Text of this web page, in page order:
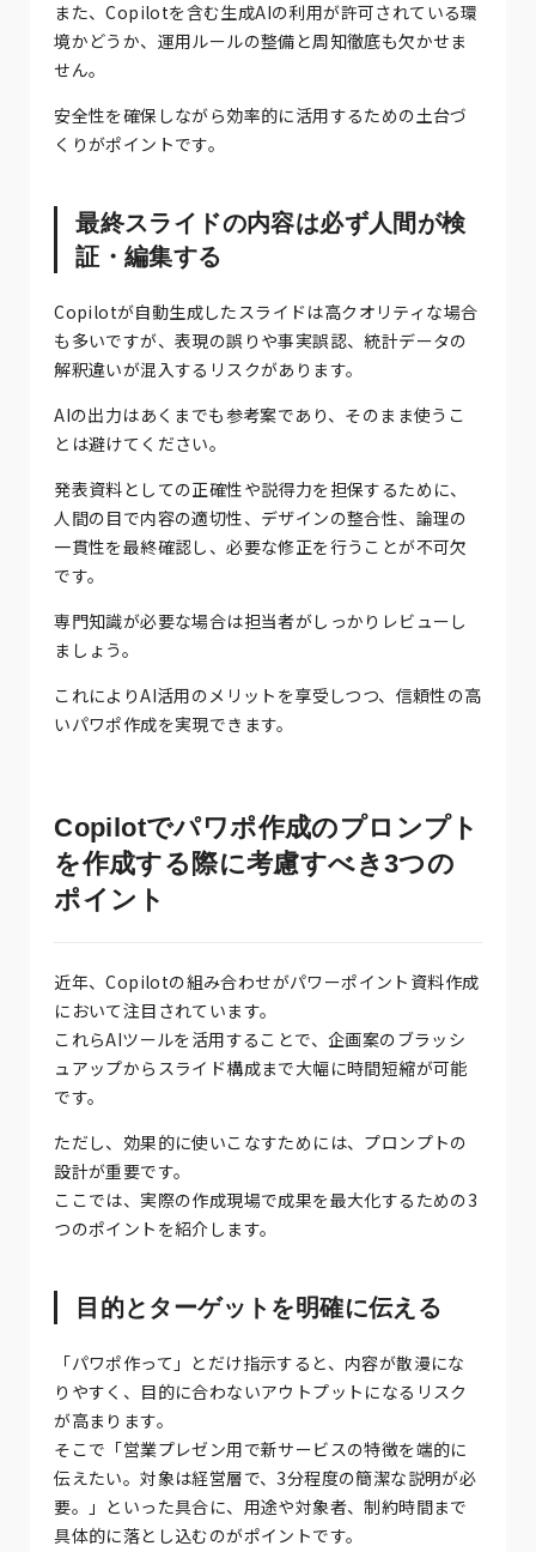
また、Copilotを含む生成AIの利用が許可されている環
境かどうか、運用ルールの整備と周知徹底も欠かせま
せん。
安全性を確保しながら効率的に活用するための土台づ
くりがポイントです。
最終スライドの内容は必ず人間が検
証・編集する
Copilotが自動生成したスライドは高クオリティな場合
も多いですが、表現の誤りや事実誤認、統計データの
解釈違いが混入するリスクがあります。
AIの出力はあくまでも参考案であり、そのまま使うこ
とは避けてください。
発表資料としての正確性や説得力を担保するために、
人間の目で内容の適切性、デザインの整合性、論理の
一貫性を最終確認し、必要な修正を行うことが不可欠
です。
専門知識が必要な場合は担当者がしっかりレビューし
ましょう。
これによりAI活用のメリットを享受しつつ、信頼性の高
いパワポ作成を実現できます。
Copilotでパワポ作成のプロンプト
を作成する際に考慮すべき3つの
ポイント
近年、Copilotの組み合わせがパワーポイント資料作成
において注目されています。
これらAIツールを活用することで、企画案のブラッシ
ュアップからスライド構成まで大幅に時間短縮が可能
です。
ただし、効果的に使いこなすためには、プロンプトの
設計が重要です。
ここでは、実際の作成現場で成果を最大化するための3
つのポイントを紹介します。
目的とターゲットを明確に伝える
「パワポ作って」とだけ指示すると、内容が散漫にな
りやすく、目的に合わないアウトプットになるリスク
が高まります。
そこで「営業プレゼン用で新サービスの特徴を端的に
伝えたい。対象は経営層で、3分程度の簡潔な説明が必
要。」といった具合に、用途や対象者、制約時間まで
具体的に落とし込むのがポイントです。